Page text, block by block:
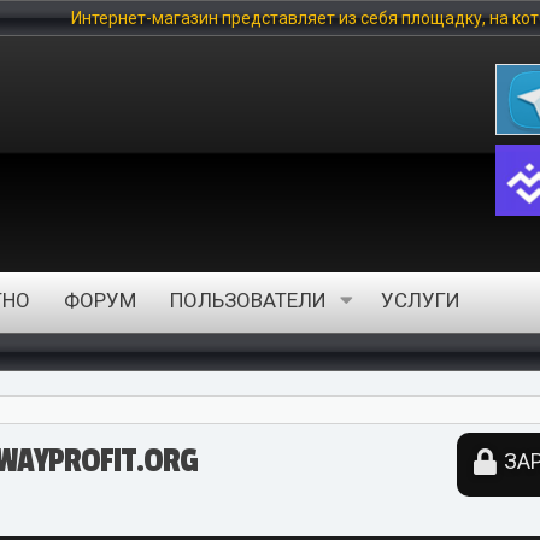
магазин представляет из себя площадку, на которой любой
ФОРУМ ПОЛЬЗОВАТЕЛИ УСЛУГИ